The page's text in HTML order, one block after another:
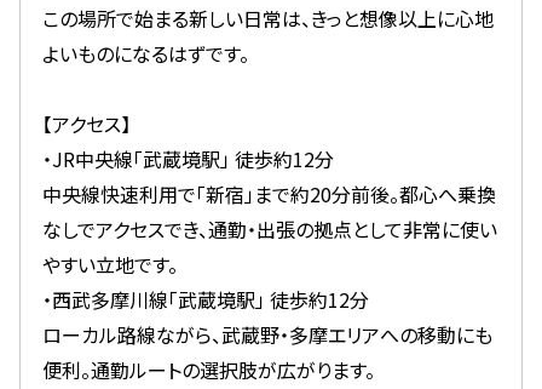
この場所で始まる新しい日常は、きっと想像以上に心地
よいものになるはずです。
【アクセス】
・JR中央線「武蔵境駅」 徒歩約12分
中央線快速利用で「新宿」まで約20分前後。都心へ乗換
なしでアクセスでき、通勤・出張の拠点として非常に使い
やすい立地です。
・西武多摩川線「武蔵境駅」 徒歩約12分
ローカル路線ながら、武蔵野・多摩エリアへの移動にも
便利。通勤ルートの選択肢が広がります。